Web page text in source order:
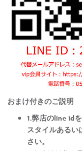
おまけ付きのご説明
1.弊店のline id
スタイルあるい
さい。